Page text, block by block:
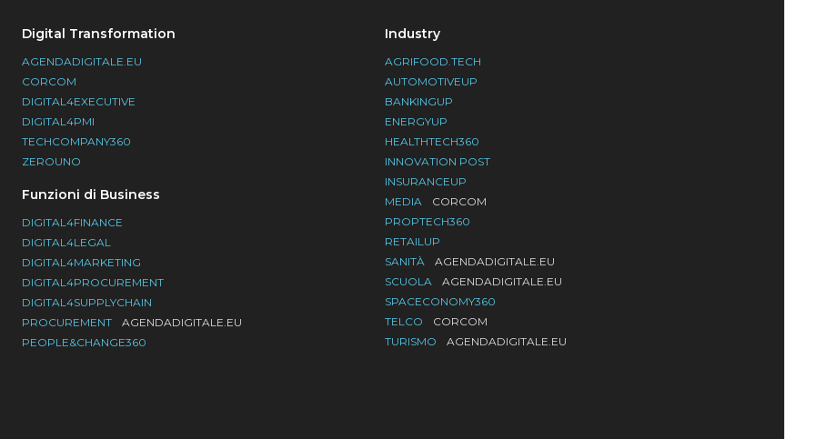
Digital Transformation
AGENDADIGITALE.EU
CORCOM
DIGITAL4EXECUTIVE
DIGITAL4PMI
TECHCOMPANY360
ZEROUNO
Funzioni di Business
DIGITAL4FINANCE
DIGITAL4LEGAL
DIGITAL4MARKETING
DIGITAL4PROCUREMENT
DIGITAL4SUPPLYCHAIN
PROCUREMENT
AGENDADIGITALE.EU
PEOPLE&CHANGE360
Industry
AGRIFOOD.TECH
AUTOMOTIVEUP
BANKINGUP
ENERGYUP
HEALTHTECH360
INNOVATION POST
INSURANCEUP
MEDIA
CORCOM
PROPTECH360
RETAILUP
SANITÀ
AGENDADIGITALE.EU
SCUOLA
AGENDADIGITALE.EU
SPACECONOMY360
TELCO
CORCOM
TURISMO
AGENDADIGITALE.EU